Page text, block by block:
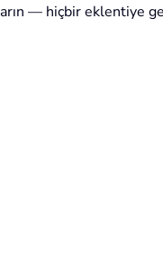
— hiçbir eklentiye